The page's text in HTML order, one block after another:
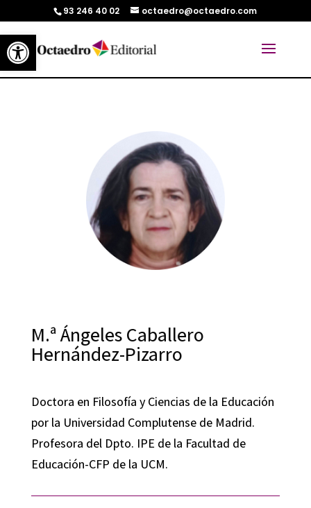
Abrir barra de herramientas
93 246 40 02 octaedro@octaedro.com
M.ª Ángeles Caballero
Hernández-Pizarro
Doctora en Filosofía y Ciencias de la Educación
por la Universidad Complutense de Madrid.
Profesora del Dpto. IPE de la Facultad de
Educación-CFP de la UCM.